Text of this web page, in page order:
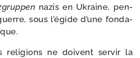
nazis en Ukraine, pen­
sous l’égide d’une fon­da­
reli­gions ne doivent ser­vir la